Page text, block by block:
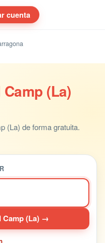
cuenta
(La)
(La) de forma gratuita.
Camp (La) →